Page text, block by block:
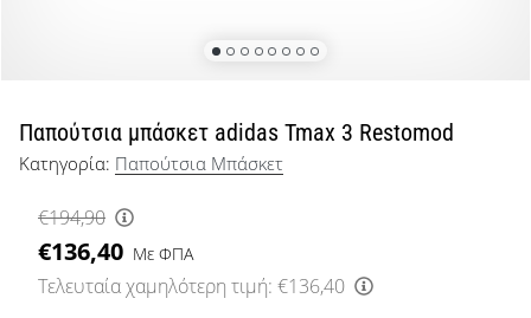
μπάσκετ
όπως
εμείς;
μαζί
μας
ως
πρεσβευτής
Παπούτσια μπάσκετ adidas Tmax 3 Restomod
Κατηγορία: Παπούτσια Μπάσκετ
€194,90
€136,40 Με ΦΠΑ
Τελευταία χαμηλότερη τιμή: €136,40